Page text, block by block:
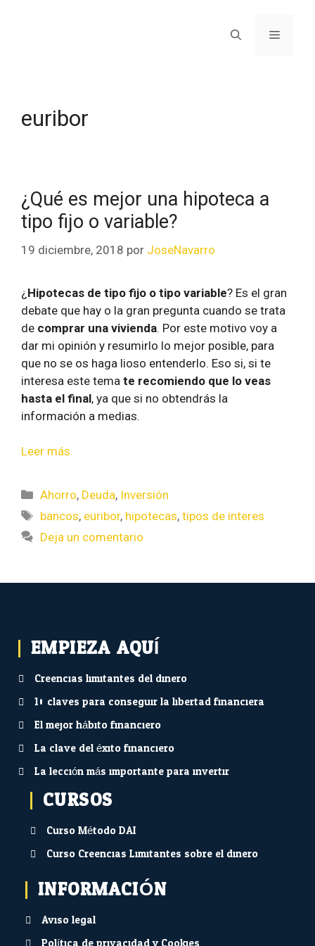
euribor
¿Qué es mejor una hipoteca a
tipo fijo o variable?
19 diciembre, 2018 por JoseNavarro
¿ Hipotecas de tipo fijo o tipo variable? Es el gran
debate que hay o la gran pregunta cuando se trata
de comprar una vivienda. Por este motivo voy a
dar mi opinión y resumirlo lo mejor posible, para
que no se os haga lioso entenderlo. Eso si, si te
interesa este tema te recomiendo que lo veas
hasta el final, ya que si no obtendrás la
información a medias.
Leer más
Ahorro, Deuda, Inversión
bancos, euribor, hipotecas,tipos de interes
Deja un comentario
EMPIEZA AQUÍ...
Creencias limitantes del dinero
10 claves para conseguir la libertad financiera
El mejor hábito financiero
La clave del éxito financiero
La lección más importante para invertir
CURSOS
Curso Método DAI
Curso Creencias Limitantes sobre el dinero
INFORMACIÓN
Aviso legal